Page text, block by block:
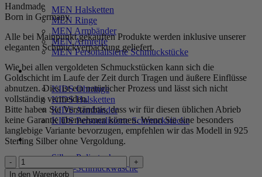
MEN Halsketten
MEN Ringe
MEN Armbänder
MEN Armreife
MEN Personalisierte Schmuckstücke
KIDS
KIDS Ohrringe
KIDS Halsketten
KIDS Armbänder
KIDS Personalisierte Schmuckstücke
PRODUKTPFLEGE
Silber-Poliertuch
Silber-Schmuckwäsche
Handmade
Born in Germany
Alle bei Mainpunkt gekauften Produkte werden inklusive unserer
eleganten Schmuckverpackung geliefert.
Wie bei allen vergoldeten Schmuckstücken kann sich die
Goldschicht im Laufe der Zeit durch Tragen und äußere Einflüsse
abnutzen. Dies ist ein natürlicher Prozess und lässt sich nicht
vollständig vermeiden.
Bitte haben Sie Verständnis, dass wir für diesen üblichen Abrieb
keine Garantie übernehmen können. Wenn Sie eine besonders
langlebige Variante bevorzugen, empfehlen wir das Modell in 925
Sterling Silber ohne Vergoldung.
Ohrringe
„Vetra“
In den Warenkorb